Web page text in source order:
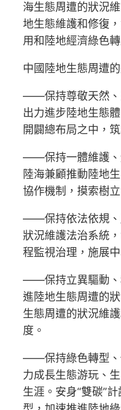
海生態周遭的狀況
地生態維護和修復
用和陸地經濟綠色
中國陸地生態周遭
——保持尊敬天然、
出力進步陸地生態
開闢總布局之中，
——保持一體維護、
陸海兼顧推動陸地
協作機制，摸索樹
——保持依法依規、
狀況維護法治系統
程監視治理，施展
——保持立異驅動、
進陸地生態周遭的
生態周遭的狀況維
度。
——保持綠色轉型、
力成長生態游玩、
生涯。安身“雙碳”